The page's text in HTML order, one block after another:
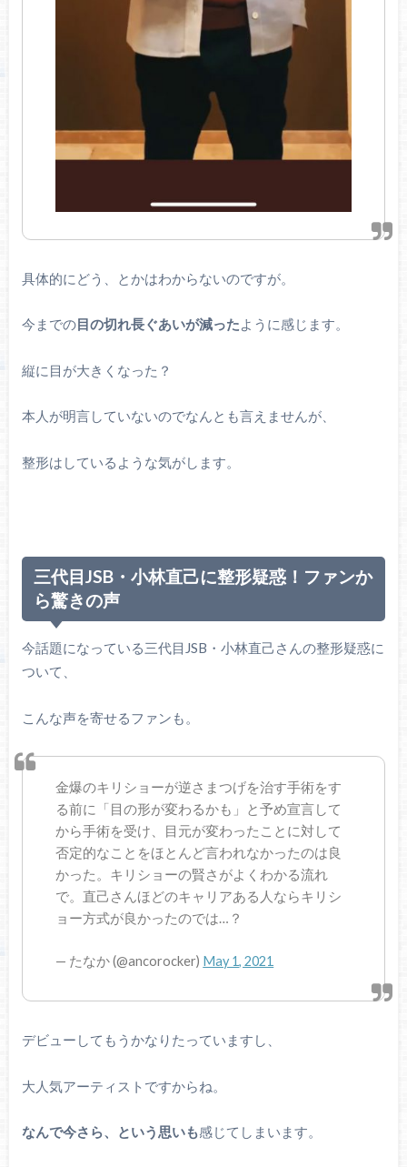
具体的にどう、とかはわからないのですが。
今までの目の切れ長ぐあいが減ったように感じます。
縦に目が大きくなった？
本人が明言していないのでなんとも言えませんが、
整形はしているような気がします。
三代目JSB・小林直己に整形疑惑！ファンか
ら驚きの声
今話題になっている三代目JSB・小林直己さんの整形疑惑に
ついて、
こんな声を寄せるファンも。
金爆のキリショーが逆さまつげを治す手術をす
る前に「目の形が変わるかも」と予め宣言して
から手術を受け、目元が変わったことに対して
否定的なことをほとんど言われなかったのは良
かった。キリショーの賢さがよくわかる流れ
で。直己さんほどのキャリアある人ならキリシ
ョー方式が良かったのでは…？
— たなか (@ancorocker) May 1, 2021
デビューしてもうかなりたっていますし、
大人気アーティストですからね。
なんで今さら、という思いも感じてしまいます。